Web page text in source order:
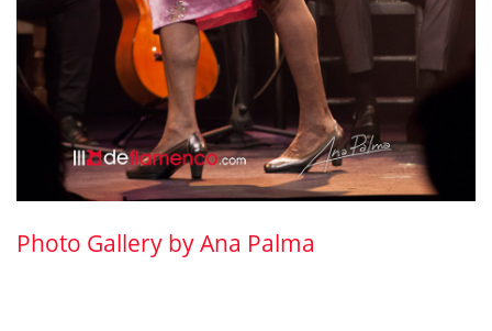
Photo Gallery by Ana Palma